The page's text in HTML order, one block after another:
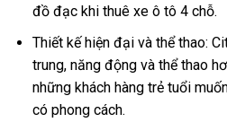
đồ đạc khi thuê xe ô tô 4 chỗ.
Thiết kế hiện đại và thể thao:
trung, năng động và thể thao
những khách hàng trẻ tuổi
có phong cách.